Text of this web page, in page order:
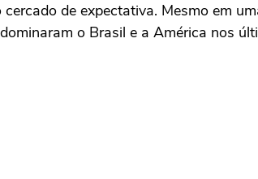
de expectativa. Mesmo em
o Brasil e a América nos